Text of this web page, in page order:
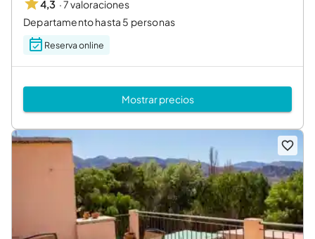
4,3 ·7 valoraciones
Departamento hasta 5 personas
Reserva online
Mostrar precios